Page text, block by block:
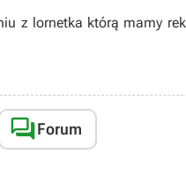
z lornetka którą mamy
Forum